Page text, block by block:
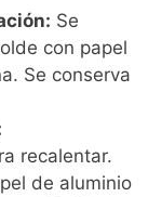
Se
con papel
Se conserva
recalentar.
de aluminio